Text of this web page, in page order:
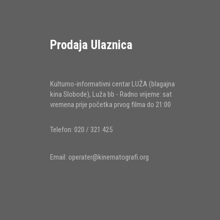
Prodaja Ulaznica
Kulturno-informativni centar LUŽA (blagajna
kina Slobode), Luža bb - Radno vrijeme: sat
vremena prije početka prvog filma do 21:00
Telefon: 020 / 321 425
Email: operater@kinematografi.org